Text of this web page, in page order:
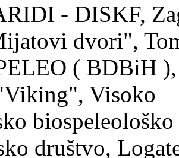
- DISKF,
dvori",
( BDBiH ),
Visoko
društvo,